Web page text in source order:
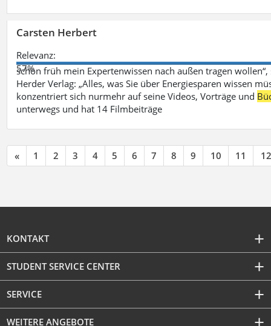
Carsten Herbert
Relevanz:
57%
schon früh mein Expertenwissen nach außen tragen
Herder Verlag: „Alles, was Sie über Energiesparen wissen
konzentriert sich nurmehr auf seine Videos, Vorträge und
unterwegs und hat 14 Filmbeiträge
« 1 2 3 4 5 6 7 8 9 10 11 12
KONTAKT
STUDENT SERVICE CENTER
SERVICE
WEITERE ANGEBOTE